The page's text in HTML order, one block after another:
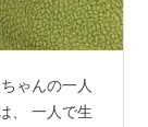
ゃんの一人
、 一人で生